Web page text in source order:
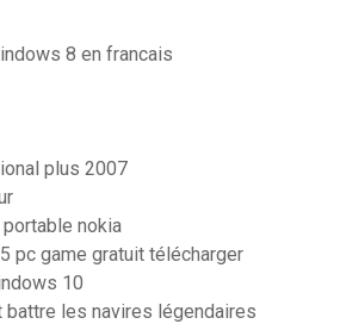
8 en francais
plus 2007
nokia
pc game gratuit télécharger
10
les navires légendaires